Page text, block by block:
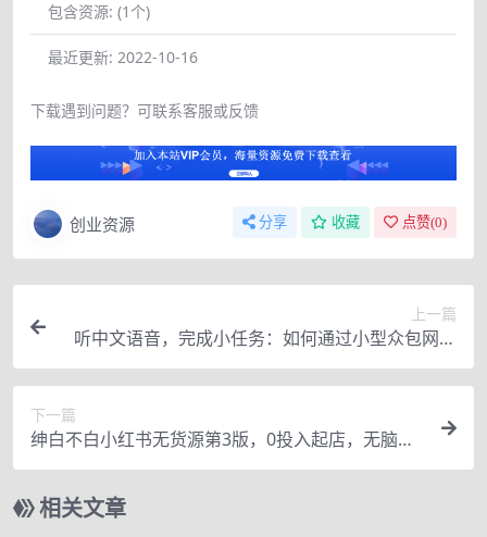
包含资源: (1个)
最近更新: 2022-10-16
下载遇到问题？可联系客服或反馈
创业资源 分享 收藏 点赞(0)
上一篇
听中文语音，完成小任务：如何通过小型众包网站
Neevo
下一篇
绅白不白小红书无货源第3版，0投入起店，无脑图
文精细化玩法，每天收益300+
相关文章